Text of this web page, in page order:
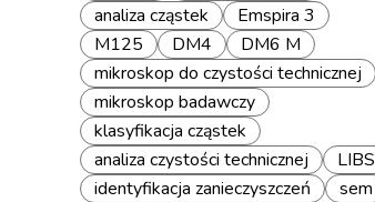
analiza cząstek
Emspira 3
M125
DM4
DM6 M
mikroskop do czystości technicznej
mikroskop badawczy
klasyfikacja cząstek
analiza czystości technicznej
LIBS
identyfikacja zanieczyszczeń
sem